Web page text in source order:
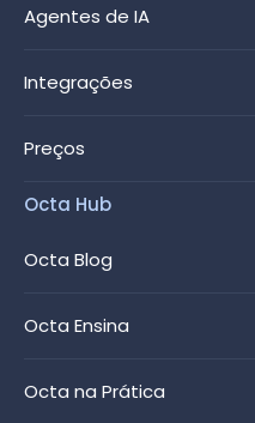
Agentes de IA
Integrações
Preços
Octa Hub
Octa Blog
Octa Ensina
Octa na Prática